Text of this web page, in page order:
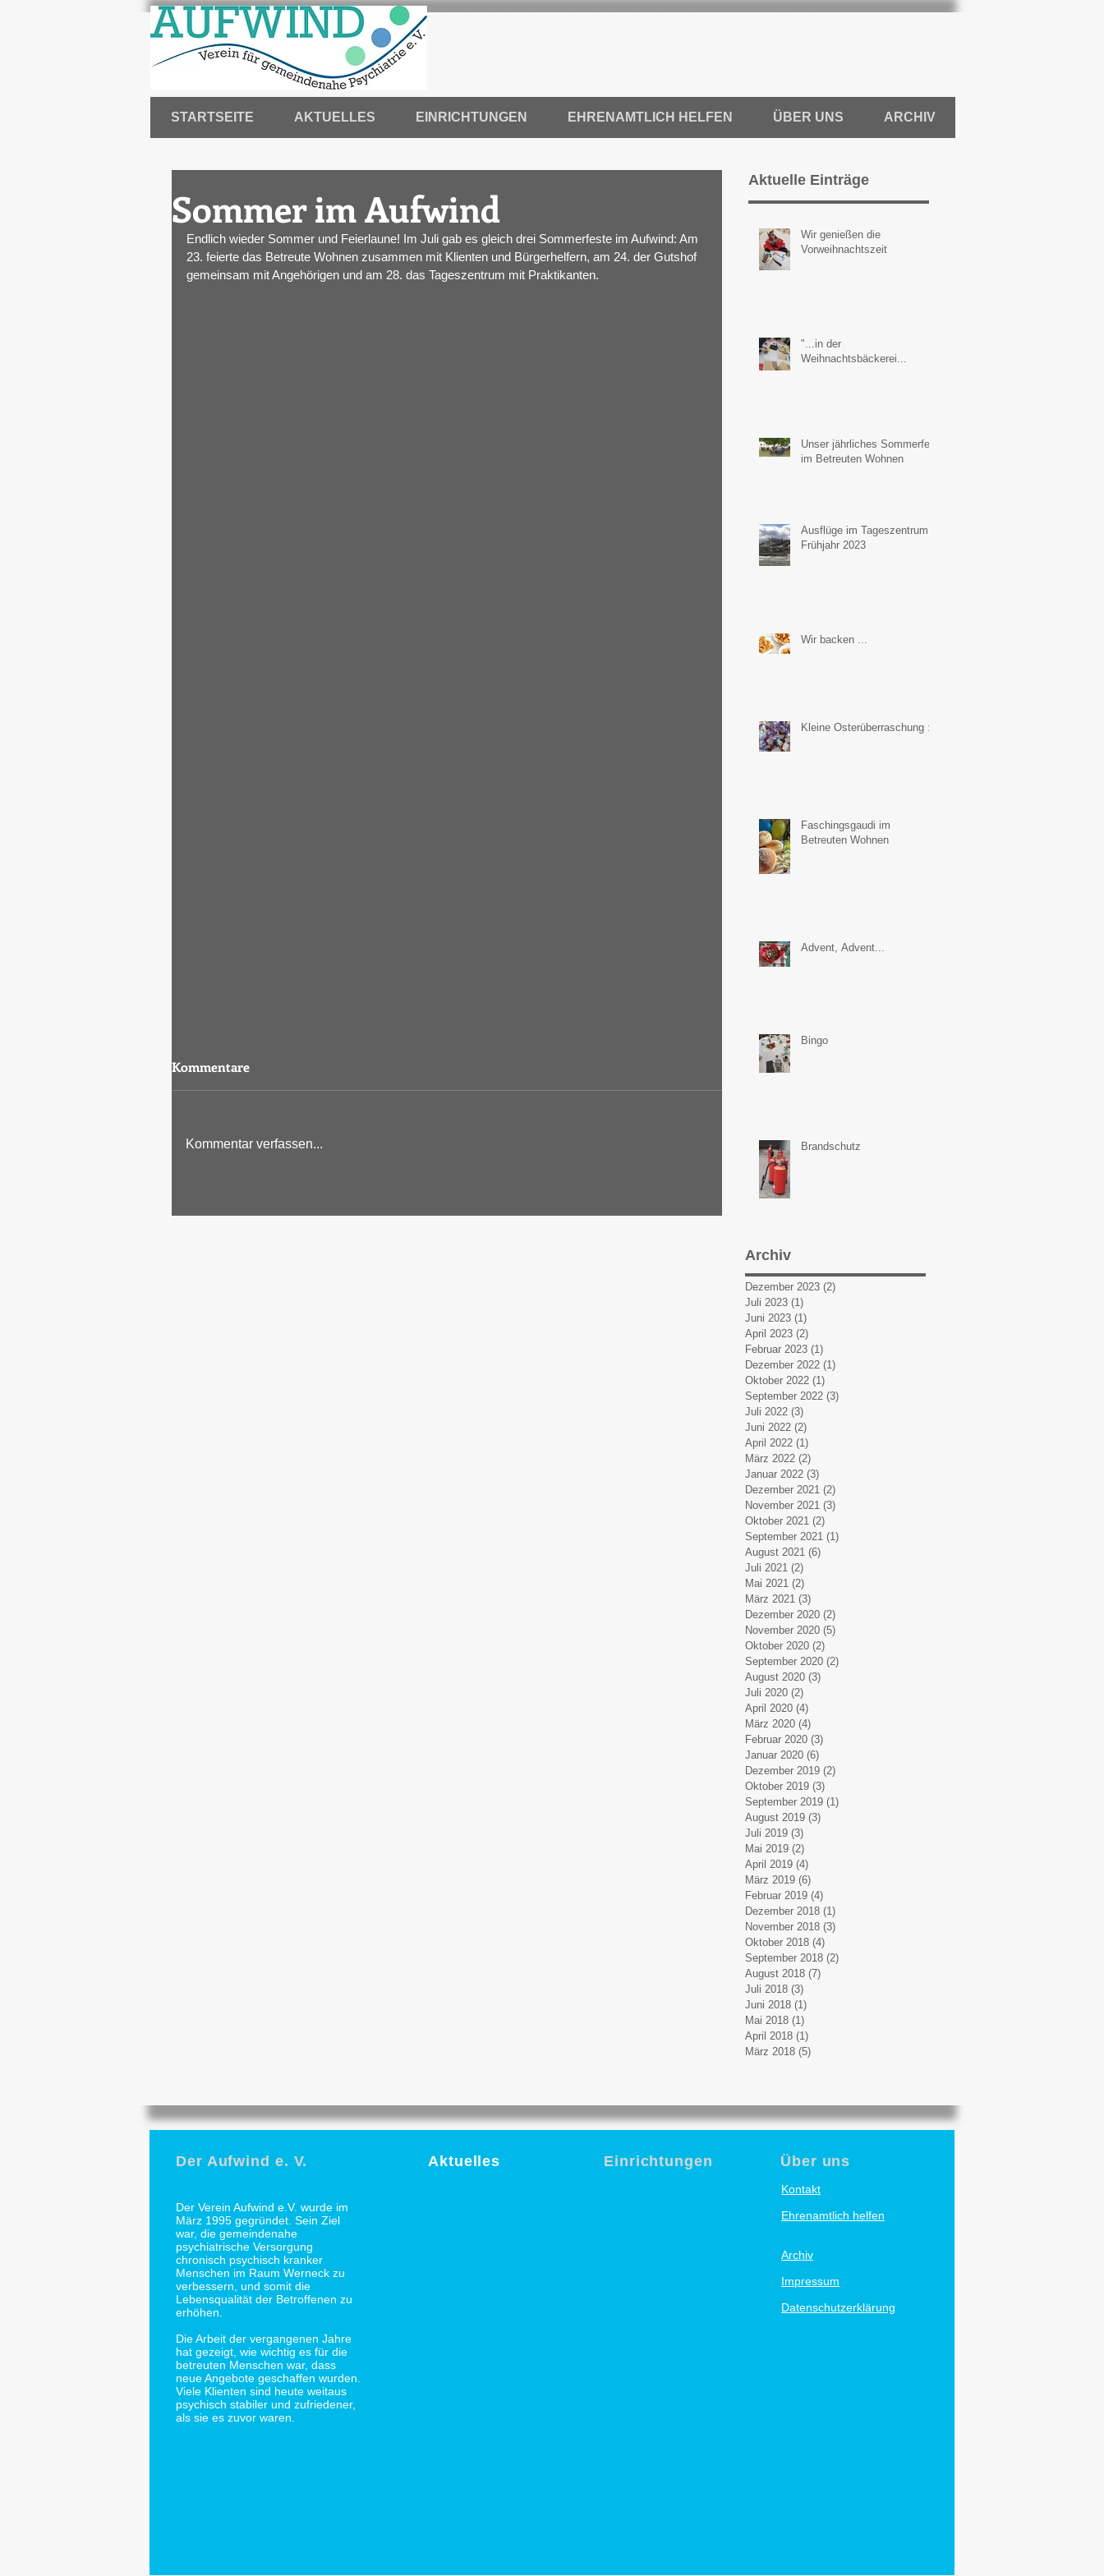
STARTSEITE AKTUELLES EINRICHTUNGEN EHRENAMTLICH HELFEN ÜBER UNS ARCHIV
Sommer im Aufwind
Endlich wieder Sommer und Feierlaune! Im Juli gab es gleich drei Sommerfeste im Aufwind: Am
23. feierte das Betreute Wohnen zusammen mit Klienten und Bürgerhelfern, am 24. der Gutshof
gemeinsam mit Angehörigen und am 28. das Tageszentrum mit Praktikanten.
Kommentare
Kommentar verfassen...
Aktuelle Einträge
Wir genießen die
Vorweihnachtszeit
"...in der
Weihnachtsbäckerei...
Unser jährliches Sommerfest
im Betreuten Wohnen
Ausflüge im Tageszentrum
Frühjahr 2023
Wir backen ...
Kleine Osterüberraschung :-)
Faschingsgaudi im
Betreuten Wohnen
Advent, Advent...
Bingo
Brandschutz
Archiv
Dezember 2023 (2)
Juli 2023 (1)
Juni 2023 (1)
April 2023 (2)
Februar 2023 (1)
Dezember 2022 (1)
Oktober 2022 (1)
September 2022 (3)
Juli 2022 (3)
Juni 2022 (2)
April 2022 (1)
März 2022 (2)
Januar 2022 (3)
Dezember 2021 (2)
November 2021 (3)
Oktober 2021 (2)
September 2021 (1)
August 2021 (6)
Juli 2021 (2)
Mai 2021 (2)
März 2021 (3)
Dezember 2020 (2)
November 2020 (5)
Oktober 2020 (2)
September 2020 (2)
August 2020 (3)
Juli 2020 (2)
April 2020 (4)
März 2020 (4)
Februar 2020 (3)
Januar 2020 (6)
Dezember 2019 (2)
Oktober 2019 (3)
September 2019 (1)
August 2019 (3)
Juli 2019 (3)
Mai 2019 (2)
April 2019 (4)
März 2019 (6)
Februar 2019 (4)
Dezember 2018 (1)
November 2018 (3)
Oktober 2018 (4)
September 2018 (2)
August 2018 (7)
Juli 2018 (3)
Juni 2018 (1)
Mai 2018 (1)
April 2018 (1)
März 2018 (5)
Der Aufwind e. V.
Der Verein Aufwind e.V. wurde im
März 1995 gegründet. Sein Ziel
war, die gemeindenahe
psychiatrische Versorgung
chronisch psychisch kranker
Menschen im Raum Werneck zu
verbessern, und somit die
Lebensqualität der Betroffenen zu
erhöhen.
Die Arbeit der vergangenen Jahre
hat gezeigt, wie wichtig es für die
betreuten Menschen war, dass
neue Angebote geschaffen wurden.
Viele Klienten sind heute weitaus
psychisch stabiler und zufriedener,
als sie es zuvor waren.
Einrichtungen Über uns
Kontakt
Ehrenamtlich helfen
Archiv
Impressum
Datenschutzerklärung
Aktuelles